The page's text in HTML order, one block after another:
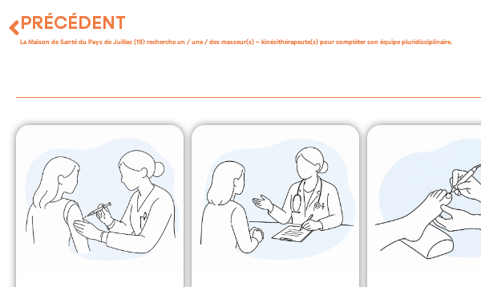
PRÉCÉDENT
La Maison de Santé du Pays de Juillac (19) recherche un / une / des masseur(s) – kinésithérapeute(s) pour compléter son équipe pluridisciplinaire.